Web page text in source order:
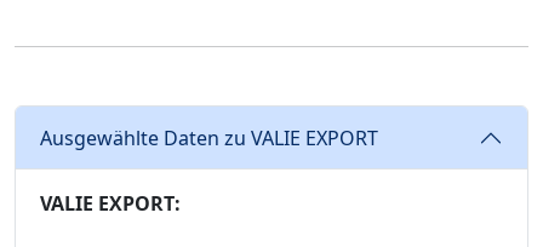
Ausgewählte Daten zu VALIE EXPORT
VALIE EXPORT: